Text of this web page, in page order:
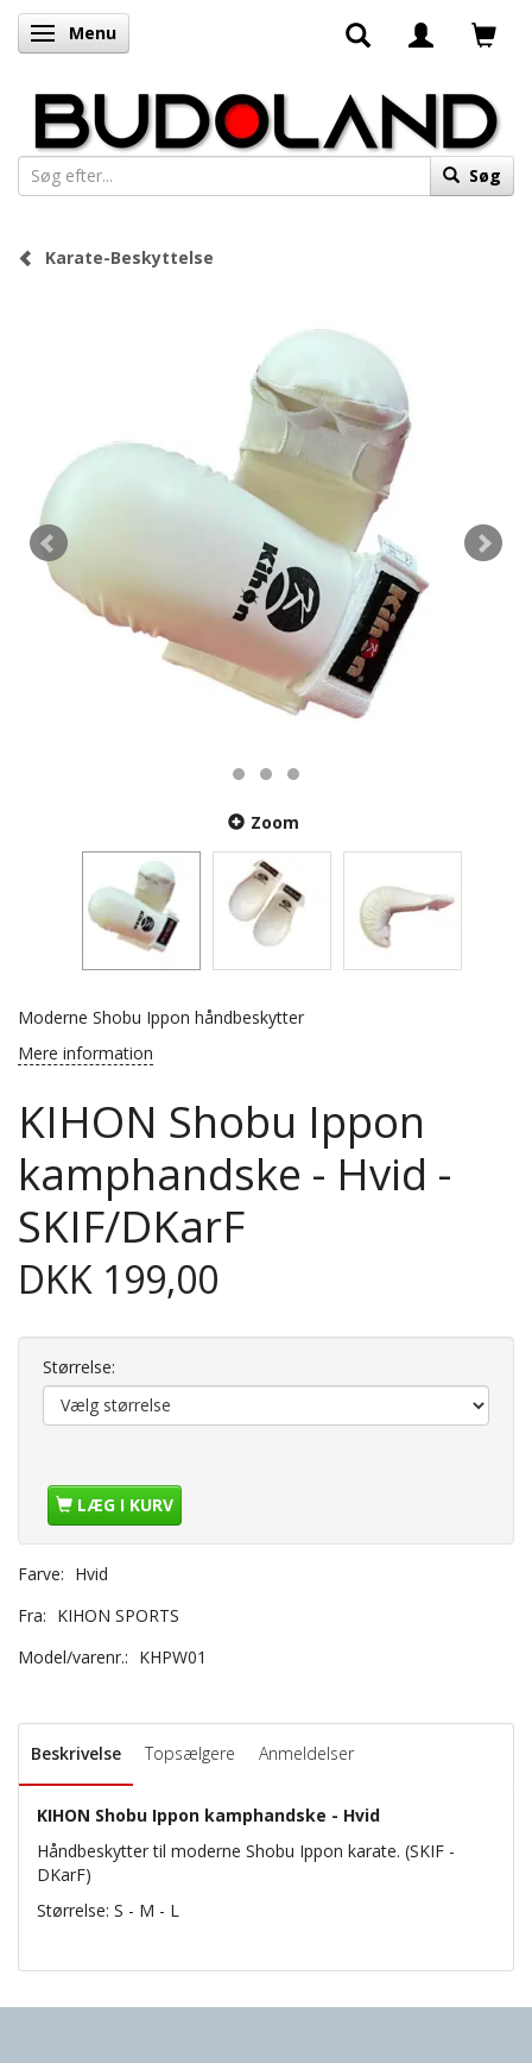
Skifte navigation
Menu
Søg
Karate-Beskyttelse
Zoom
Moderne Shobu Ippon håndbeskytter
Mere information
KIHON Shobu Ippon
kamphandske - Hvid -
SKIF/DKarF
DKK 199,00
Størrelse:
LÆG I KURV
Farve: Hvid
Fra: KIHON SPORTS
Model/varenr.: KHPW01
Beskrivelse Topsælgere Anmeldelser
KIHON Shobu Ippon kamphandske - Hvid
Håndbeskytter til moderne Shobu Ippon karate. (SKIF -
DKarF)
Størrelse: S - M - L